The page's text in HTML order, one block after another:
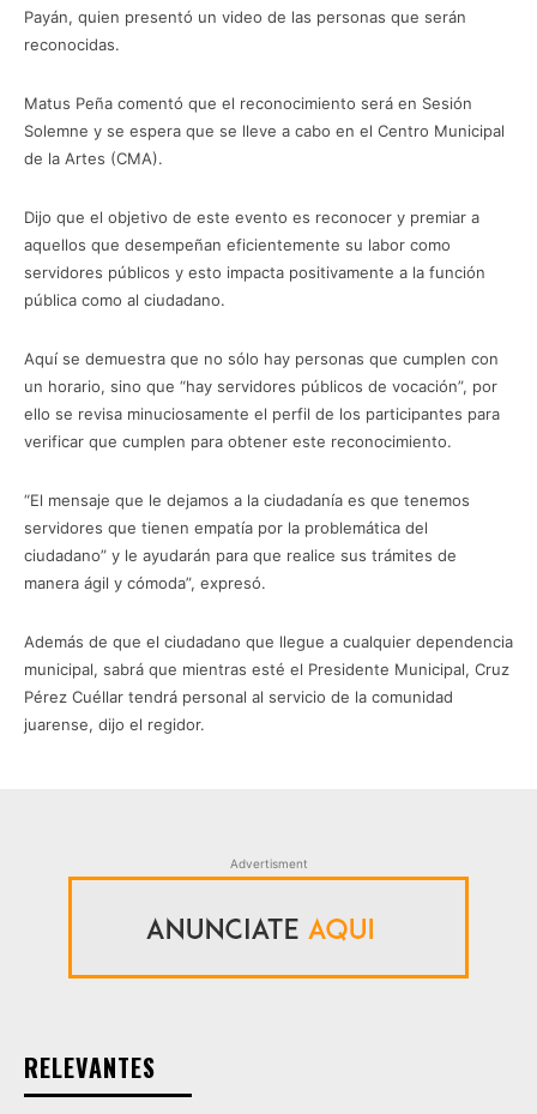
Payán, quien presentó un video de las personas que serán
reconocidas.
Matus Peña comentó que el reconocimiento será en Sesión
Solemne y se espera que se lleve a cabo en el Centro Municipal
de la Artes (CMA).
Dijo que el objetivo de este evento es reconocer y premiar a
aquellos que desempeñan eficientemente su labor como
servidores públicos y esto impacta positivamente a la función
pública como al ciudadano.
Aquí se demuestra que no sólo hay personas que cumplen con
un horario, sino que “hay servidores públicos de vocación”, por
ello se revisa minuciosamente el perfil de los participantes para
verificar que cumplen para obtener este reconocimiento.
“El mensaje que le dejamos a la ciudadanía es que tenemos
servidores que tienen empatía por la problemática del
ciudadano” y le ayudarán para que realice sus trámites de
manera ágil y cómoda”, expresó.
Además de que el ciudadano que llegue a cualquier dependencia
municipal, sabrá que mientras esté el Presidente Municipal, Cruz
Pérez Cuéllar tendrá personal al servicio de la comunidad
juarense, dijo el regidor.
Advertisment
RELEVANTES